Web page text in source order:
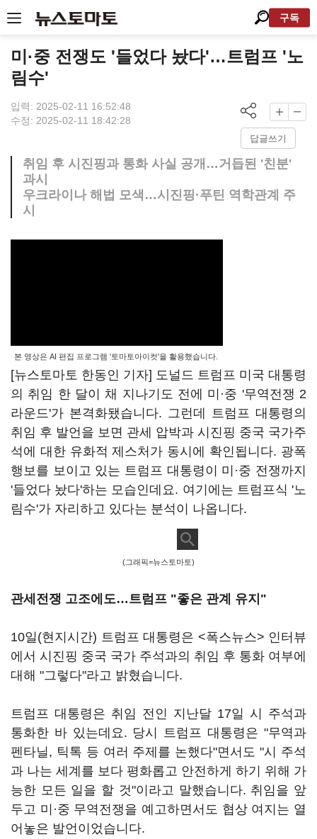
구독
미·중 전쟁도 '들었다 놨다'…트럼프 '노
림수'
입력: 2025-02-11 16:52:48
수정: 2025-02-11 18:42:28
답글쓰기
취임 후 시진핑과 통화 사실 공개…거듭된 '친분'
과시
우크라이나 해법 모색…시진핑·푸틴 역학관계 주
시
본 영상은 AI 편집 프로그램 '토마토아이컷'을 활용했습니다.
[뉴스토마토 한동인 기자] 도널드 트럼프 미국 대통령
의 취임 한 달이 채 지나기도 전에 미·중 '무역전쟁 2
라운드'가 본격화됐습니다. 그런데 트럼프 대통령의
취임 후 발언을 보면 관세 압박과 시진핑 중국 국가주
석에 대한 유화적 제스처가 동시에 확인됩니다. 광폭
행보를 보이고 있는 트럼프 대통령이 미·중 전쟁까지
'들었다 놨다'하는 모습인데요. 여기에는 트럼프식 '노
림수'가 자리하고 있다는 분석이 나옵니다.
(그래픽=뉴스토마토)
관세전쟁 고조에도…트럼프 "좋은 관계 유지"
10일(현지시간) 트럼프 대통령은 <폭스뉴스> 인터뷰
에서 시진핑 중국 국가 주석과의 취임 후 통화 여부에
대해 "그렇다"라고 밝혔습니다.
트럼프 대통령은 취임 전인 지난달 17일 시 주석과
통화한 바 있는데요. 당시 트럼프 대통령은 "무역과
펜타닐, 틱톡 등 여러 주제를 논했다"면서도 "시 주석
과 나는 세계를 보다 평화롭고 안전하게 하기 위해 가
능한 모든 일을 할 것"이라고 말했습니다. 취임을 앞
두고 미·중 무역전쟁을 예고하면서도 협상 여지는 열
어놓은 발언이었습니다.